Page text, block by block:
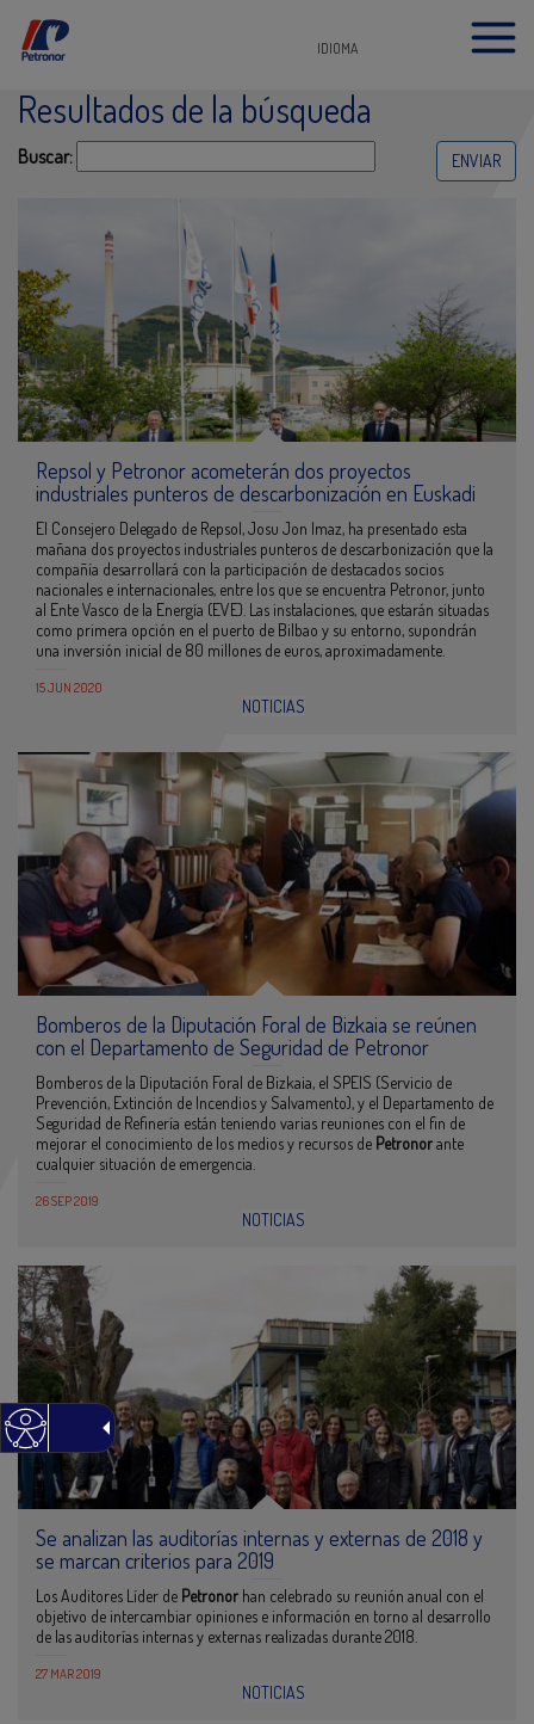
IDIOMA
Resultados de la búsqueda
Buscar:
Repsol y Petronor acometerán dos proyectos
industriales punteros de descarbonización en Euskadi
El Consejero Delegado de Repsol, Josu Jon Imaz, ha presentado esta
mañana dos proyectos industriales punteros de descarbonización que la
compañía desarrollará con la participación de destacados socios
nacionales e internacionales, entre los que se encuentra Petronor, junto
al Ente Vasco de la Energía (EVE). Las instalaciones, que estarán situadas
como primera opción en el puerto de Bilbao y su entorno, supondrán
una inversión inicial de 80 millones de euros, aproximadamente.
15 JUN 2020
NOTICIAS
Bomberos de la Diputación Foral de Bizkaia se reúnen
con el Departamento de Seguridad de Petronor
Bomberos de la Diputación Foral de Bizkaia, el SPEIS (Servicio de
Prevención, Extinción de Incendios y Salvamento), y el Departamento de
Seguridad de Refinería están teniendo varias reuniones con el fin de
mejorar el conocimiento de los medios y recursos de Petronorante
cualquier situación de emergencia.
26 SEP 2019
NOTICIAS
Se analizan las auditorías internas y externas de 2018 y
se marcan criterios para 2019
Los Auditores Líder de Petronor han celebrado su reunión anual con el
objetivo de intercambiar opiniones e información en torno al desarrollo
de las auditorías internas y externas realizadas durante 2018.
27 MAR 2019
NOTICIAS